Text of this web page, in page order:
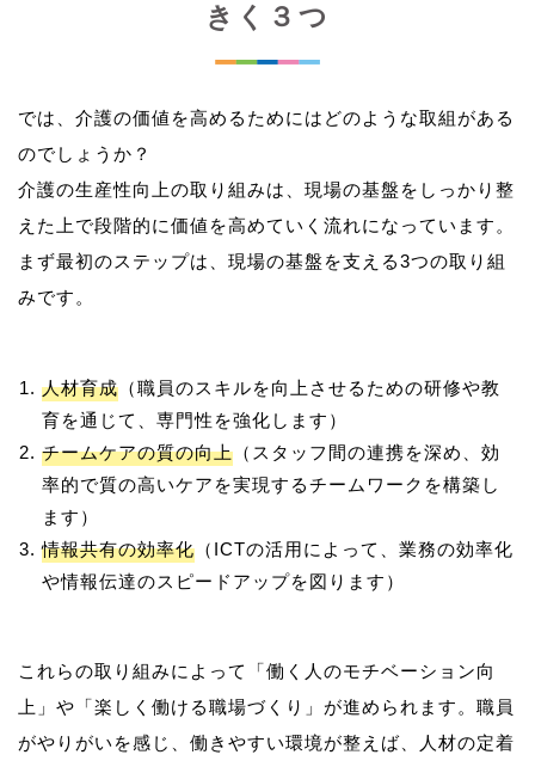
きく３つ
では、介護の価値を高めるためにはどのような取組がある
のでしょうか？
介護の生産性向上の取り組みは、現場の基盤をしっかり整
えた上で段階的に価値を高めていく流れになっています。
まず最初のステップは、現場の基盤を支える3つの取り組
人材育成 （職員のスキルを向上させるための研修や教
育を通じて、専門性を強化します）
チームケアの質の向上 （スタッフ間の連携を深め、効
率的で質の高いケアを実現するチームワークを構築し
ます）
情報共有の効率化 （ICTの活用によって、業務の効率化
や情報伝達のスピードアップを図ります）
これらの取り組みによって「働く人のモチベーション向
上」や「楽しく働ける職場づくり」が進められます。職員
がやりがいを感じ、働きやすい環境が整えば、人材の定着